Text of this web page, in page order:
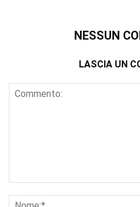
NESSUN
LASCIA UN